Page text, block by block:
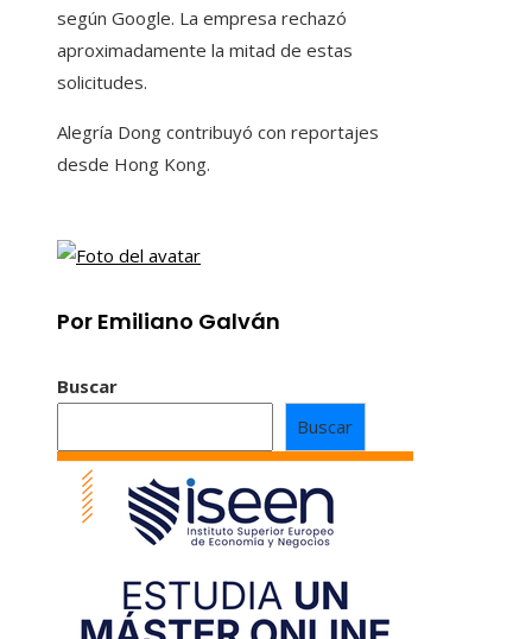
según Google. La empresa rechazó
aproximadamente la mitad de estas
solicitudes.
Alegría Dong contribuyó con reportajes
desde Hong Kong.
Por Emiliano Galván
Buscar
Buscar